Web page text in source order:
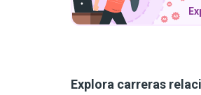
Explora carreras